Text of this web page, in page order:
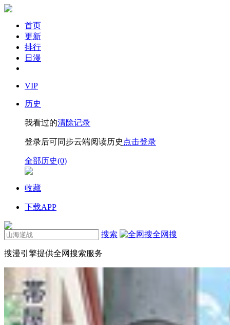
首页
更新
排行
日漫
VIP
历史
我看过的清除记录
登录后可同步云端阅读历史 点击登录
全部历史(0)
收藏
下载APP
搜索 全网搜
搜漫引擎提供全网搜索服务